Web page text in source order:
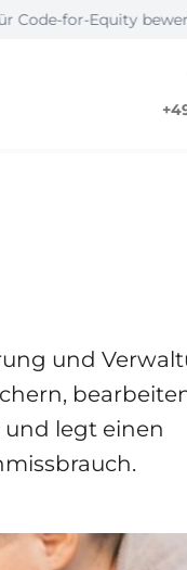
bewerben! ☝️
und
und legt einen